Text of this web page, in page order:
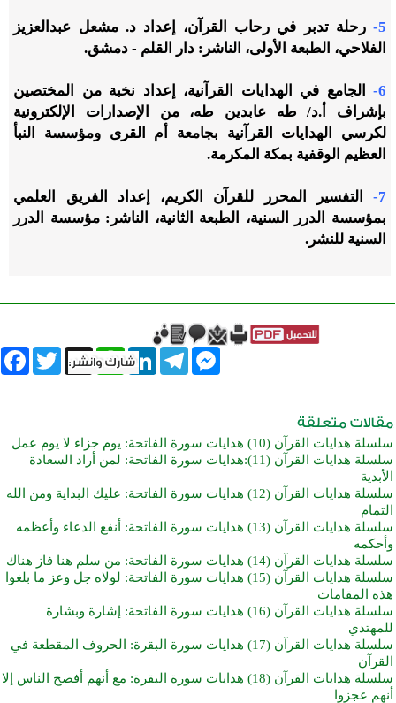
5-
رحلة تدبر في رحاب القرآن، إعداد د. مشعل عبدالعزيز
الفلاحي، الطبعة الأولى، الناشر: دار القلم - دمشق.
6-
الجامع في الهدايات القرآنية، إعداد نخبة من المختصين
بإشراف أ.د/ طه عابدين طه، من الإصدارات الإلكترونية
لكرسي الهدايات القرآنية بجامعة أم القرى ومؤسسة النبأ
العظيم الوقفية بمكة المكرمة.
7-
التفسير المحرر للقرآن الكريم، إعداد الفريق العلمي
بمؤسسة الدرر السنية، الطبعة الثانية، الناشر: مؤسسة الدرر
السنية للنشر.
Twitter X
WhatsAppLinkedInTelegram
Messenger
سلسلة هدايات القرآن (10) هدايات سورة الفاتحة: يوم جزاء لا يوم عمل
سلسلة هدايات القرآن (11):هدايات سورة الفاتحة: لمن أراد السعادة
الأبدية
سلسلة هدايات القرآن (12) هدايات سورة الفاتحة: عليك البداية ومن الله
التمام
سلسلة هدايات القرآن (13) هدايات سورة الفاتحة: أنفع الدعاء وأعظمه
وأحكمه
سلسلة هدايات القرآن (14) هدايات سورة الفاتحة: من سلم هنا فاز هناك
سلسلة هدايات القرآن (15) هدايات سورة الفاتحة: لولاه جل وعز ما بلغوا
هذه المقامات
سلسلة هدايات القرآن (16) هدايات سورة الفاتحة: إشارة وبشارة
للمهتدي
سلسلة هدايات القرآن (17) هدايات سورة البقرة: الحروف المقطعة في
القرآن
سلسلة هدايات القرآن (18) هدايات سورة البقرة: مع أنهم أفصح الناس إلا
أنهم عجزوا